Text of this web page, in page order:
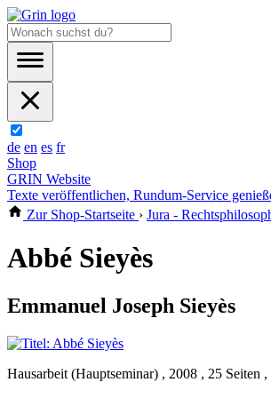
de en es fr
Shop
GRIN Website
Texte veröffentlichen, Rundum-Service
Zur Shop-Startseite › Jura -
Abbé Sieyès
Emmanuel Joseph Sieyès
Hausarbeit (Hauptseminar) , 2008 , 25 Seiten